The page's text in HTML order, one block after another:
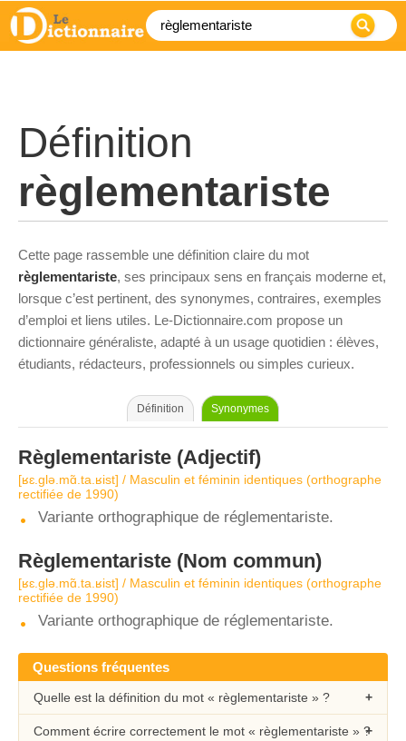
Définition
règlementariste
Cette page rassemble une définition claire du mot
règlementariste, ses principaux sens en français moderne et,
lorsque c’est pertinent, des synonymes, contraires, exemples
d’emploi et liens utiles. Le-Dictionnaire.com propose un
dictionnaire généraliste, adapté à un usage quotidien : élèves,
étudiants, rédacteurs, professionnels ou simples curieux.
Définition Synonymes
Règlementariste (Adjectif)
[ʁɛ.ɡlə.mɑ̃.ta.ʁist] / Masculin et féminin identiques (orthographe
rectifiée de 1990)
Variante orthographique de réglementariste.
Règlementariste (Nom commun)
[ʁɛ.ɡlə.mɑ̃.ta.ʁist] / Masculin et féminin identiques (orthographe
rectifiée de 1990)
Variante orthographique de réglementariste.
Questions fréquentes
Quelle est la définition du mot « règlementariste » ?
Comment écrire correctement le mot « règlementariste » ?